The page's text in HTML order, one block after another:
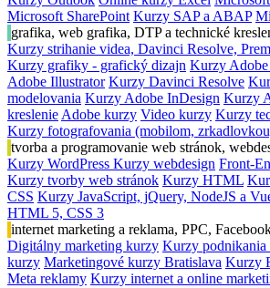
Microsoft SharePoint Kurzy SAP a ABAP
grafika, web grafika, DTP a technické
Kurzy strihanie videa, Davinci Resolve,
Kurzy grafiky - grafický dizajn Kurzy Adobe
Adobe Illustrator Kurzy Davinci Resolve
modelovania Kurzy Adobe InDesign Kurzy
kreslenie Adobe kurzy Video kurzy Kurzy
Kurzy fotografovania (mobilom,
tvorba a programovanie web stránok,
Kurzy WordPress Kurzy webdesign Front-
Kurzy tvorby web stránok Kurzy HTML
CSS Kurzy JavaScript, jQuery, NodeJS a
HTML 5, CSS 3
internet marketing a reklama, PPC,
Digitálny marketing kurzy Kurzy podnikania
kurzy Marketingové kurzy Bratislava Kurzy
Meta reklamy Kurzy internet a online